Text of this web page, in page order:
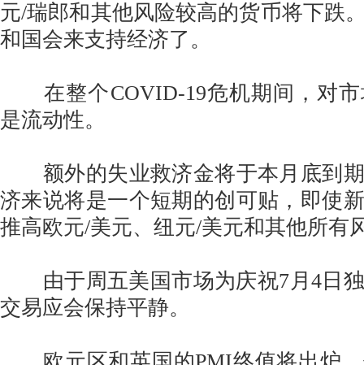
元/瑞郎和其他风险较高的货币将下跌
和国会来支持经济了。
在整个COVID-19危机期间，对市
是流动性。
额外的失业救济金将于本月底到期
济来说将是一个短期的创可贴，即使
推高欧元/美元、纽元/美元和其他所有
由于周五美国市场为庆祝7月4日独
交易应会保持平静。